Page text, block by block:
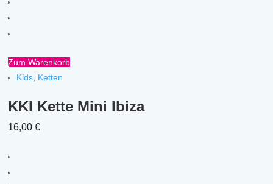
Zum Warenkorb
Kids Ketten
KKI Kette Mini Ibiza
16,00€